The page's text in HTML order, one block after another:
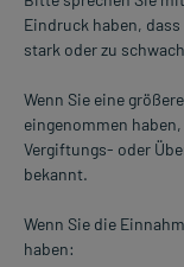
Eindruck haben,
stark oder zu
Wenn Sie eine
eingenommen
Vergiftungs- oder
bekannt.
Wenn Sie die
haben: